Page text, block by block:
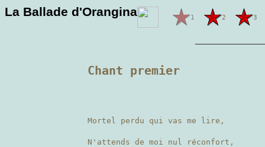
La Ballade d'Orangina 1 2 3
Chant premier
Mortel perdu qui vas me lire,
N'attends de moi nul réconfort,